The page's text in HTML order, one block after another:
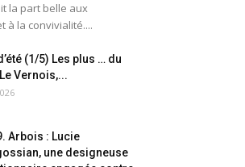
la part belle aux
à la convivialité....
(1/5) Les plus … du
Vernois,...
Arbois : Lucie
une designeuse